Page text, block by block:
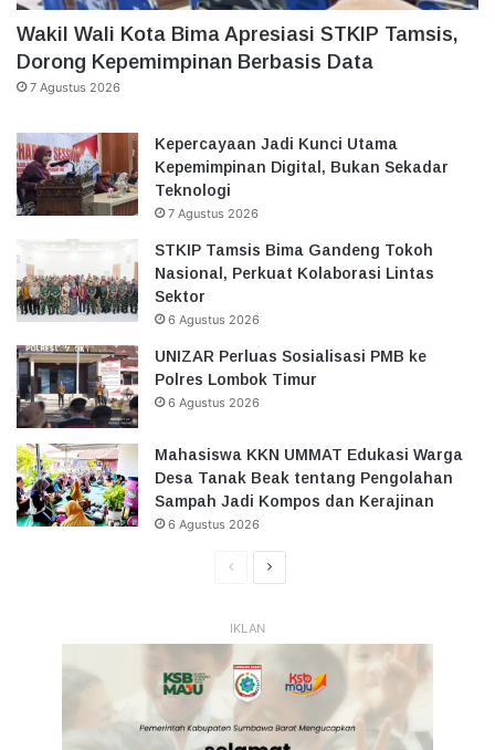
Wakil Wali Kota Bima Apresiasi STKIP Tamsis,
Dorong Kepemimpinan Berbasis Data
7 Agustus 2026
Kepercayaan Jadi Kunci Utama
Kepemimpinan Digital, Bukan Sekadar
Teknologi
7 Agustus 2026
STKIP Tamsis Bima Gandeng Tokoh
Nasional, Perkuat Kolaborasi Lintas
Sektor
6 Agustus 2026
UNIZAR Perluas Sosialisasi PMB ke
Polres Lombok Timur
6 Agustus 2026
Mahasiswa KKN UMMAT Edukasi Warga
Desa Tanak Beak tentang Pengolahan
Sampah Jadi Kompos dan Kerajinan
6 Agustus 2026
HalamanHalaman
IKLAN